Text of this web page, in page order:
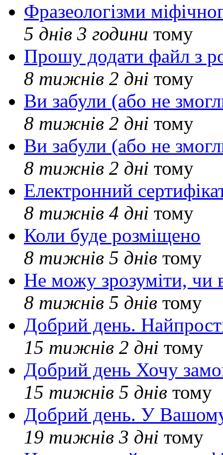
Фразеологізми
5 днів 3 години тому
Прошу додати файл з
8 тижнів 2 дні тому
Ви забули (або не
8 тижнів 2 дні тому
Ви забули (або не
8 тижнів 2 дні тому
Електронний
8 тижнів 4 дні тому
Коли буде розміщено
8 тижнів 5 днів тому
Не можу зрозуміти, чи
8 тижнів 5 днів тому
Добрий день.
15 тижнів 2 дні тому
Добрий день Хочу
15 тижнів 5 днів тому
Добрий день. У Вашому
19 тижнів 3 дні тому